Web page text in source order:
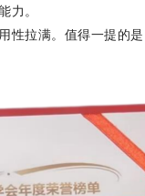
力。
性拉满。值得一提的